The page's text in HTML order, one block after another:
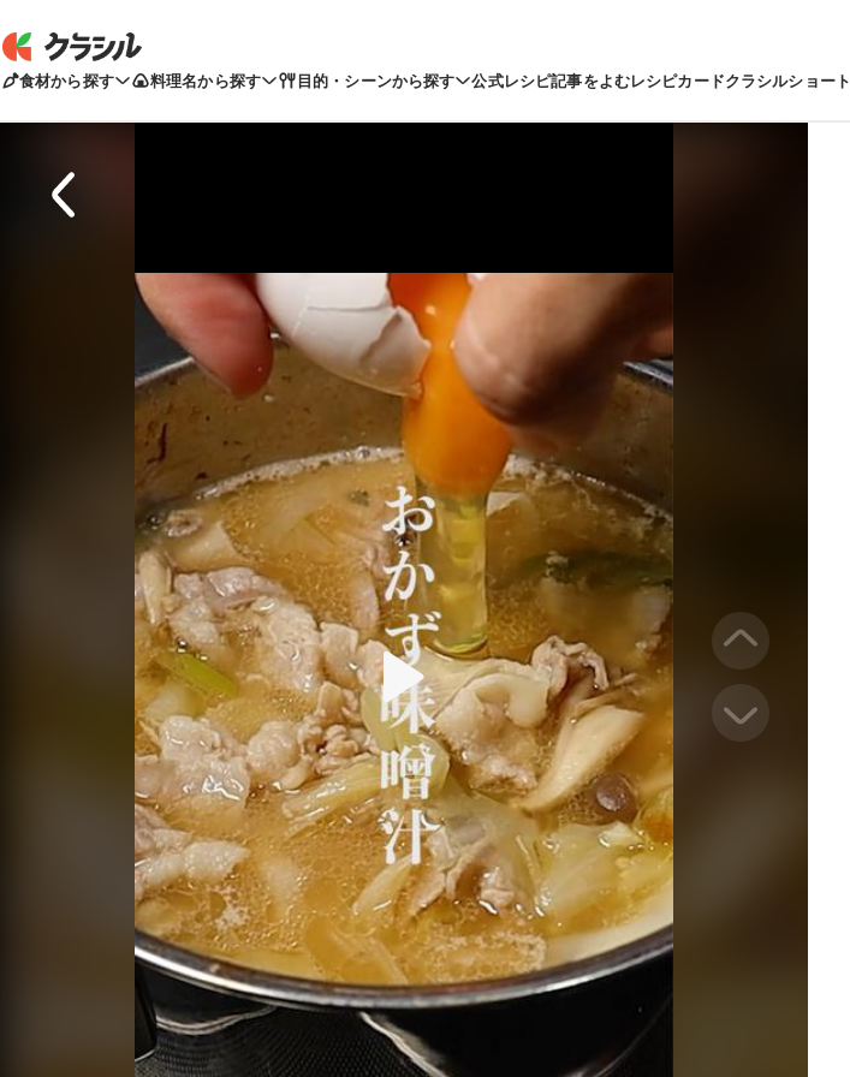
食材から探す 料理名から探す 目的・シーンから探す 公式レシピ記事をよむレシピカードクラシルショート